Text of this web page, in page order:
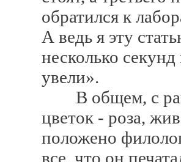
обратился к
А ведь я эту
несколько
увели».
В общем, с
цветок - роза,
положено
все, что он